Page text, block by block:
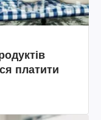
платити